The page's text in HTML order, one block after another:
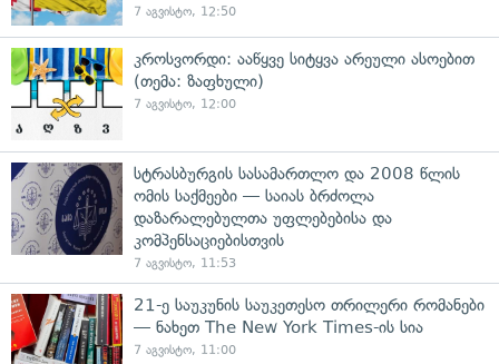
7 აგვისტო, 12:50
კროსვორდი: ააწყვე სიტყვა არეული ასოებით
(თემა: ზაფხული)
7 აგვისტო, 12:00
სტრასბურგის სასამართლო და 2008 წლის
ომის საქმეები — საიას ბრძოლა
დაზარალებულთა უფლებებისა და
კომპენსაციებისთვის
7 აგვისტო, 11:53
21-ე საუკუნის საუკეთესო თრილერი რომანები
— ნახეთ The New York Times-ის სია
7 აგვისტო, 11:00